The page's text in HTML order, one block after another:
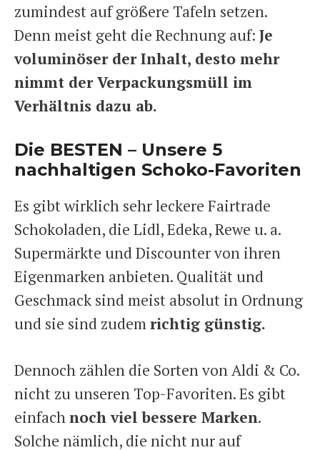
zumindest auf größere Tafeln setzen.
Denn meist geht die Rechnung auf: Je
voluminöser der Inhalt, desto mehr
nimmt der Verpackungsmüll im
Verhältnis dazu ab.
Die BESTEN – Unsere 5
nachhaltigen Schoko-Favoriten
Es gibt wirklich sehr leckere Fairtrade
Schokoladen, die Lidl, Edeka, Rewe u. a.
Supermärkte und Discounter von ihren
Eigenmarken anbieten. Qualität und
Geschmack sind meist absolut in Ordnung
und sie sind zudemrichtig günstig.
Dennoch zählen die Sorten von Aldi & Co.
nicht zu unseren Top-Favoriten. Es gibt
einfachnoch viel bessere Marken.
Solche nämlich, die nicht nur auf